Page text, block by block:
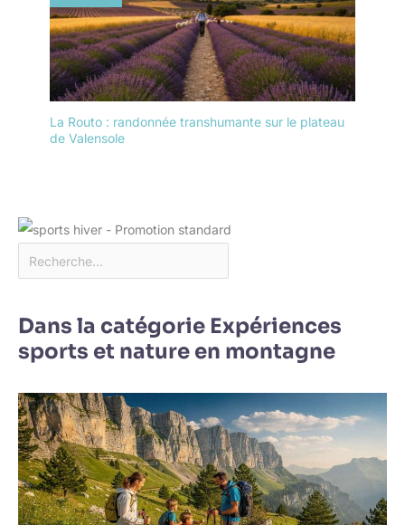
La Routo : randonnée transhumante sur le plateau
de Valensole
Dans la catégorie Expériences
sports et nature en montagne